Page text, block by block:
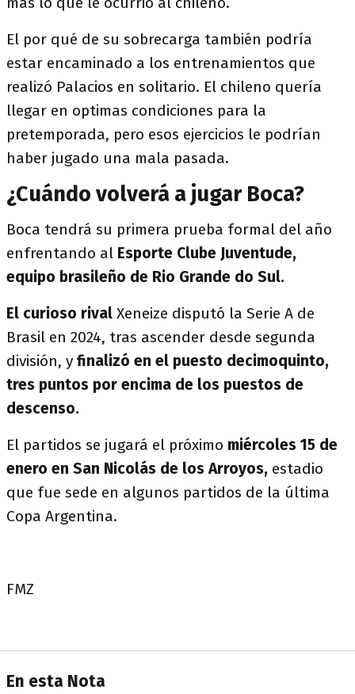
El por qué de su sobrecarga también podría
estar encaminado a los entrenamientos que
realizó Palacios en solitario. El chileno quería
llegar en optimas condiciones para la
pretemporada, pero esos ejercicios le podrían
haber jugado una mala pasada.
¿Cuándo volverá a jugar Boca?
Boca tendrá su primera prueba formal del año
enfrentando al Esporte Clube Juventude,
equipo brasileño de Rio Grande do Sul.
El curioso rival Xeneize disputó la Serie A de
Brasil en 2024, tras ascender desde segunda
división, y finalizó en el puesto decimoquinto,
tres puntos por encima de los puestos de
descenso.
El partidos se jugará el próximo miércoles 15 de
enero en San Nicolás de los Arroyos, estadio
que fue sede en algunos partidos de la última
Copa Argentina.
FMZ
En esta Nota